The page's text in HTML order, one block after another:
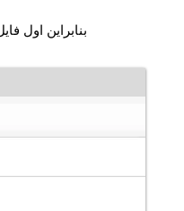
بنابراین اول